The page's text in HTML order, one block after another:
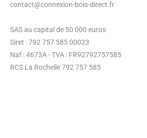
contact@connexion-bois-direct.fr
SAS au capital de 50 000 euros
Siret : 792 757 585 00023
Naf : 4673A - TVA : FR92792757585
RCS La Rochelle 792 757 585